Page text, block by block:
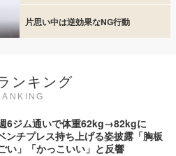
片思い中は逆効果なNG行動
ンキング
6ジム通いで体重62kg→82kgに
ンチプレス持ち上げる姿披露「胸板
い」「かっこいい」と反響